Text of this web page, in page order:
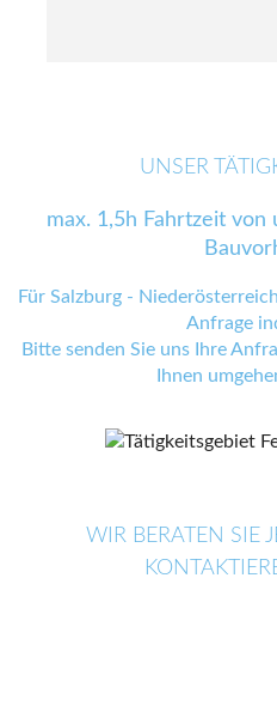
UNSER
max. 1,5h Fahrtzeit von
Für Salzburg -
Anfrage
Bitte senden Sie uns Ihre
Ihnen
WIR BERATEN SIE